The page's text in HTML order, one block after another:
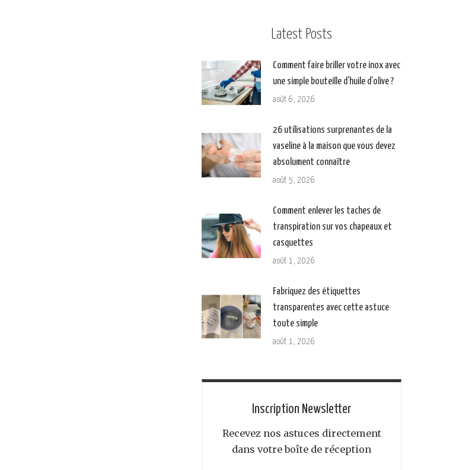
Latest Posts
Comment faire briller votre inox avec
une simple bouteille d’huile d’olive ?
août 6, 2026
26 utilisations surprenantes de la
vaseline à la maison que vous devez
absolument connaître
août 5, 2026
Comment enlever les taches de
transpiration sur vos chapeaux et
casquettes
août 1, 2026
Fabriquez des étiquettes
transparentes avec cette astuce
toute simple
août 1, 2026
Inscription Newsletter
Recevez nos astuces directement
dans votre boîte de réception